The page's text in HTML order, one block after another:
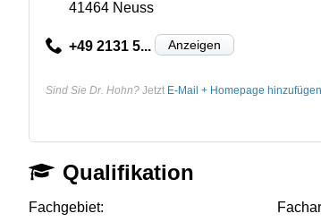
41464 Neuss
+49 2131 5... Anzeigen
Sind Sie Dr. Hohn? Jetzt E-Mail + Homepage hinzufügen
Qualifikation
Fachgebiet: